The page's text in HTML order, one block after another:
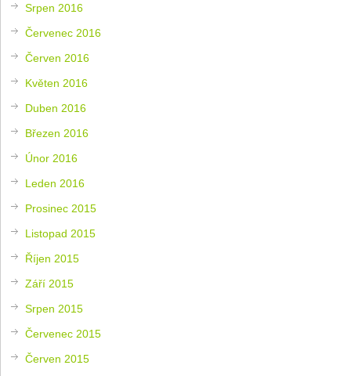
Srpen 2016
Červenec 2016
Červen 2016
Květen 2016
Duben 2016
Březen 2016
Únor 2016
Leden 2016
Prosinec 2015
Listopad 2015
Říjen 2015
Září 2015
Srpen 2015
Červenec 2015
Červen 2015